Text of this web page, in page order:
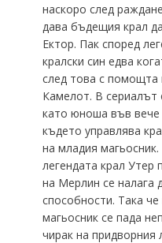
наскоро след
дава бъдещия крал
Ектор. Пак според
кралски син едва
след това с помощта
Камелот. В сериалът
като юноша във вече
където управлява
на младия
легендата крал Утер
на Мерлин се налага
способности. Така
магьосник се пада
чирак на придворния